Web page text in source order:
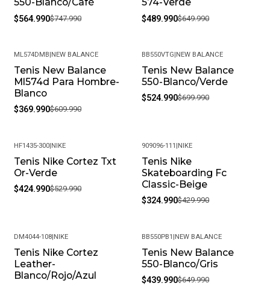
Garantía: Por defectos de fábrica
Estilo: Baloncesto
SKU: 172181C_8
$564.990$747.990 $489.990$649.990
-39%
ML574DMB NEW BALANCE
Tenis New Balance
Ml574d Para Hombre-
Blanco
$369.990$609.990
-25%
BB550VTG NEW BALANCE
Tenis New Balance
550-Blanco/Verde
$524.990$699.990
-20%
HF1435-300| NIKE
Tenis Nike Cortez Txt
Or-Verde
$424.990$529.990
-24%
909096-111 NIKE
Tenis Nike
Skateboarding Fc
Classic-Beige
$324.990$429.990
-20%
DM4044-108| NIKE
Tenis Nike Cortez
Leather-
Blanco/Rojo/Azul
-32%
BB550PB1 NEW BALANCE
Tenis New Balance
550-Blanco/Gris
$439.990$649.990